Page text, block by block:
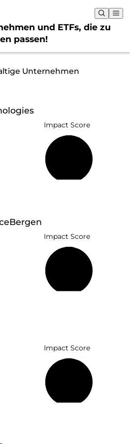
und ETFs, die zu
passen!
Unternehmen
Impact Score
Impact Score
Impact Score